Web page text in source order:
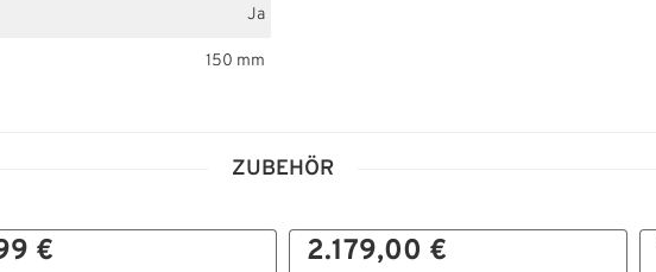
Ja
150 mm
ZUBEHÖR
€
2.179,00 €